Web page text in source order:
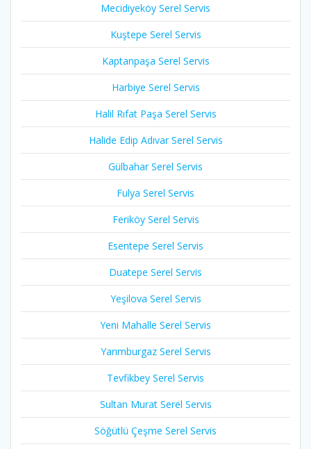
Mecidiyeköy Serel Servis
Kuştepe Serel Servis
Kaptanpaşa Serel Servis
Harbiye Serel Servis
Halil Rıfat Paşa Serel Servis
Halide Edip Adıvar Serel Servis
Gülbahar Serel Servis
Fulya Serel Servis
Feriköy Serel Servis
Esentepe Serel Servis
Duatepe Serel Servis
Yeşilova Serel Servis
Yeni Mahalle Serel Servis
Yarımburgaz Serel Servis
Tevfikbey Serel Servis
Sultan Murat Serel Servis
Söğütlü Çeşme Serel Servis